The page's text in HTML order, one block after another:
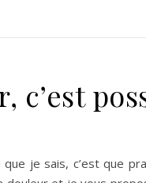
c’est
je sais, c’est que